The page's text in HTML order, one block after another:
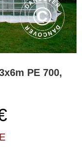
PE 700,